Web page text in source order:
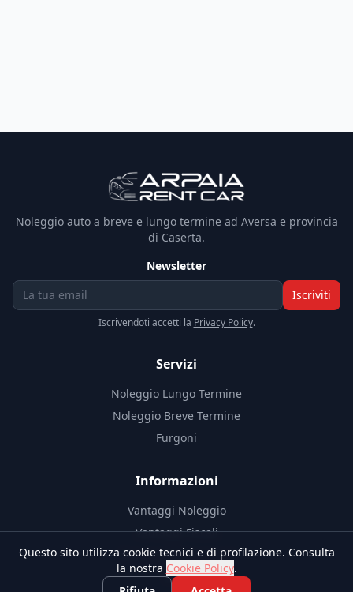
Noleggio auto a breve e lungo termine ad Aversa e provincia
di Caserta.
Newsletter
Iscriviti
Iscrivendoti accetti la Privacy Policy.
Servizi
Noleggio Lungo Termine
Noleggio Breve Termine
Furgoni
Informazioni
Vantaggi Noleggio
Vantaggi Fiscali
Documenti Necessari
Blog
Questo sito utilizza cookie tecnici e di profilazione. Consulta
la nostra Cookie Policy.